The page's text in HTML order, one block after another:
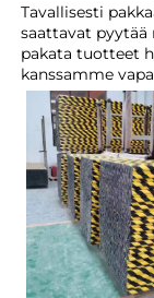
Tavallisesti
saattavat
pakata tuotteet
kanssamme